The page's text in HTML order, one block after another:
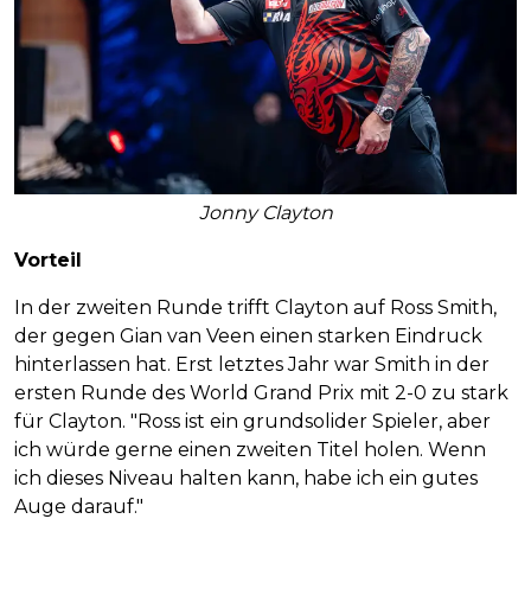
Jonny Clayton
Vorteil
In der zweiten Runde trifft Clayton auf Ross Smith,
der gegen Gian van Veen einen starken Eindruck
hinterlassen hat. Erst letztes Jahr war Smith in der
ersten Runde des World Grand Prix mit 2-0 zu stark
für Clayton. "Ross ist ein grundsolider Spieler, aber
ich würde gerne einen zweiten Titel holen. Wenn
ich dieses Niveau halten kann, habe ich ein gutes
Auge darauf."